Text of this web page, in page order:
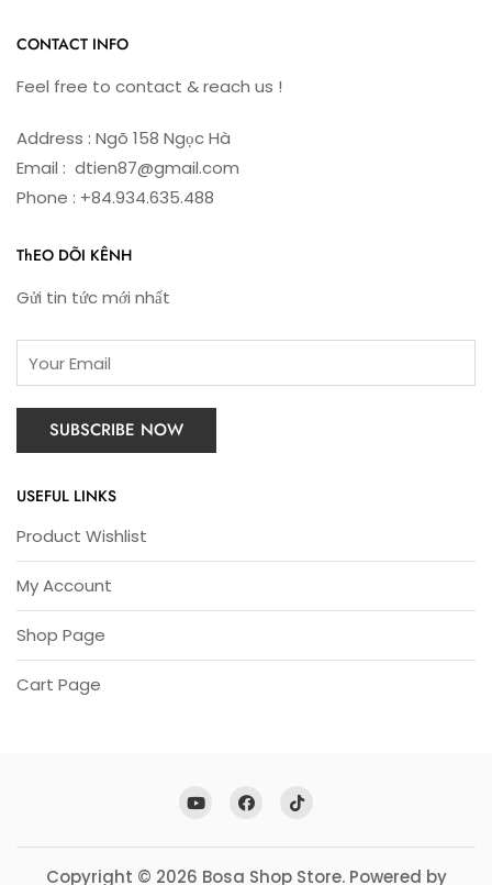
CONTACT INFO
Feel free to contact & reach us !
Address : Ngõ 158 Ngọc Hà
Email : dtien87@gmail.com
Phone : +84.934.635.488
ThEO DÕI KÊNH
Gửi tin tức mới nhất
USEFUL LINKS
Product Wishlist
My Account
Shop Page
Cart Page
Copyright © 2026 Bosa Shop Store. Powered by